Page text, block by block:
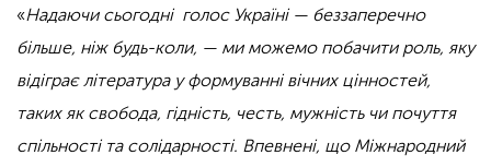
«Надаючи сьогодні голос Україні — беззаперечно
більше, ніж будь-коли, — ми можемо побачити роль, яку
відіграє література у формуванні вічних цінностей,
таких як свобода, гідність, честь, мужність чи почуття
спільності та солідарності. Впевнені, що Міжнародний